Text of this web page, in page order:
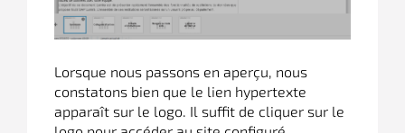
Lorsque nous passons en aperçu, nous
constatons bien que le lien hypertexte
apparaît sur le logo. Il suffit de cliquer sur le